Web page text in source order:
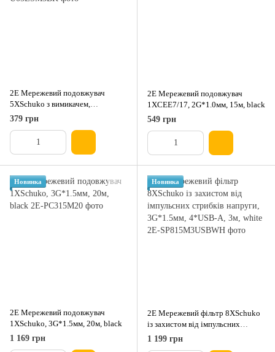
2E Мережевий подовжувач
5XSchuko з вимикачем,
3G*1.5мм2, 3м, black
379 грн
2E Мережевий подовжувач
1XCEE7/17, 2G*1.0мм, 15м, black
549 грн
Новинка
2E Мережевий подовжувач
1XSchuko, 3G*1.5мм, 20м, black
1 169 грн
Новинка
2E Мережевий фільтр 8XSchuko
із захистом від імпульсних
стрибків напруги, 3G*1.5мм,
4*USB-A, 3м, white
1 199 грн